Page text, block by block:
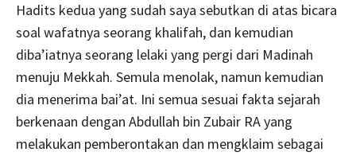
Hadits kedua yang sudah saya sebutkan di atas bicara
soal wafatnya seorang khalifah, dan kemudian
diba’iatnya seorang lelaki yang pergi dari Madinah
menuju Mekkah. Semula menolak, namun kemudian
dia menerima bai’at. Ini semua sesuai fakta sejarah
berkenaan dengan Abdullah bin Zubair RA yang
melakukan pemberontakan dan mengklaim sebagai